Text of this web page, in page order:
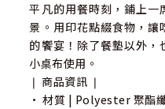
平凡的用餐時刻，鋪上一
景。用印花點綴食物，讓
的饗宴！除了餐墊以外，
小桌布使用。
❘ 商品資訊 ❘
• 材質 | Polyester 聚酯